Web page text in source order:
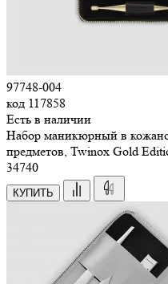
97748-004
код 117858
Есть в наличии
Набор маникюрный в
предметов, Twinox Gold
34740
КУПИТЬ